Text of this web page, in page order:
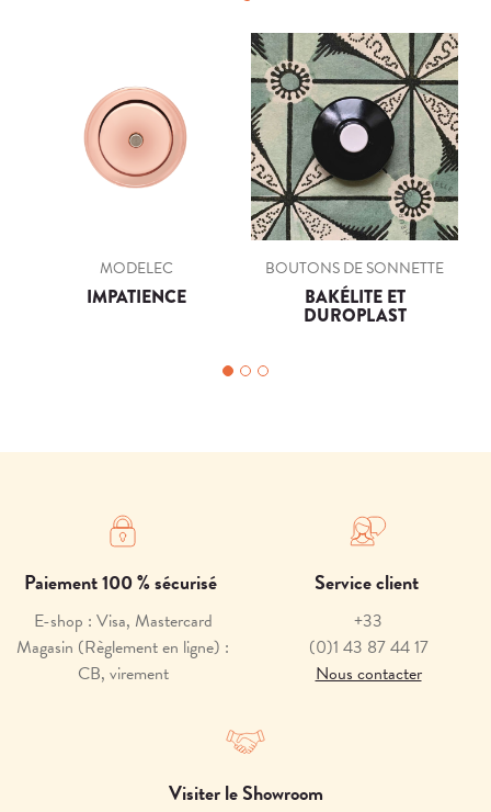
MODELEC
IMPATIENCE
BOUTONS DE SONNETTE
BAKÉLITE ET
DUROPLAST
Paiement 100 % sécurisé
E-shop : Visa, Mastercard
Magasin (Règlement en ligne) :
CB, virement
Service client
+33
(0)1 43 87 44 17
Nous contacter
Visiter le Showroom